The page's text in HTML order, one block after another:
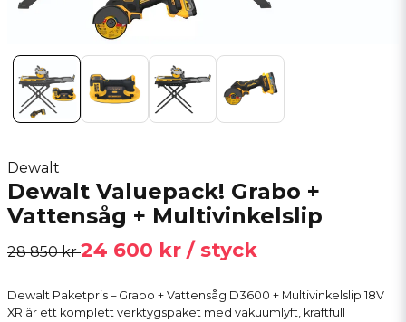
Dewalt
Dewalt Valuepack! Grabo +
Vattensåg + Multivinkelslip
28 850 kr24 600 kr / styck
Dewalt Paketpris – Grabo + Vattensåg D3600 + Multivinkelslip 18V
XR är ett komplett verktygspaket med vakuumlyft, kraftfull